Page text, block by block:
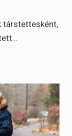
társtettesként,